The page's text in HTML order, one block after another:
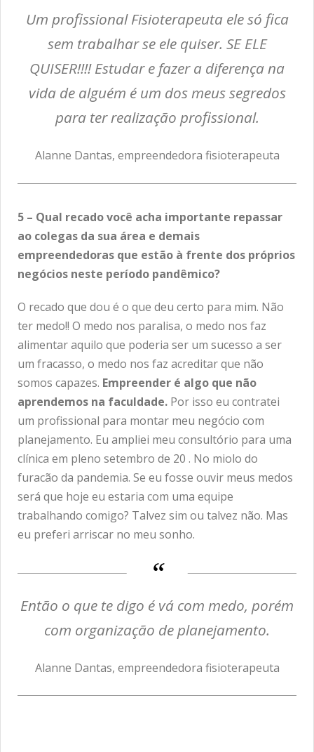
Um profissional Fisioterapeuta ele só fica
sem trabalhar se ele quiser. SE ELE
QUISER!!!! Estudar e fazer a diferença na
vida de alguém é um dos meus segredos
para ter realização profissional.
Alanne Dantas, empreendedora fisioterapeuta
5 – Qual recado você acha importante repassar
ao colegas da sua área e demais
empreendedoras que estão à frente dos próprios
negócios neste período pandêmico?
O recado que dou é o que deu certo para mim. Não
ter medo!! O medo nos paralisa, o medo nos faz
alimentar aquilo que poderia ser um sucesso a ser
um fracasso, o medo nos faz acreditar que não
somos capazes. Empreender é algo que não
aprendemos na faculdade. Por isso eu contratei
um profissional para montar meu negócio com
planejamento. Eu ampliei meu consultório para uma
clínica em pleno setembro de 20 . No miolo do
furacão da pandemia. Se eu fosse ouvir meus medos
será que hoje eu estaria com uma equipe
trabalhando comigo? Talvez sim ou talvez não. Mas
eu preferi arriscar no meu sonho.
Então o que te digo é vá com medo, porém
com organização de planejamento.
Alanne Dantas, empreendedora fisioterapeuta